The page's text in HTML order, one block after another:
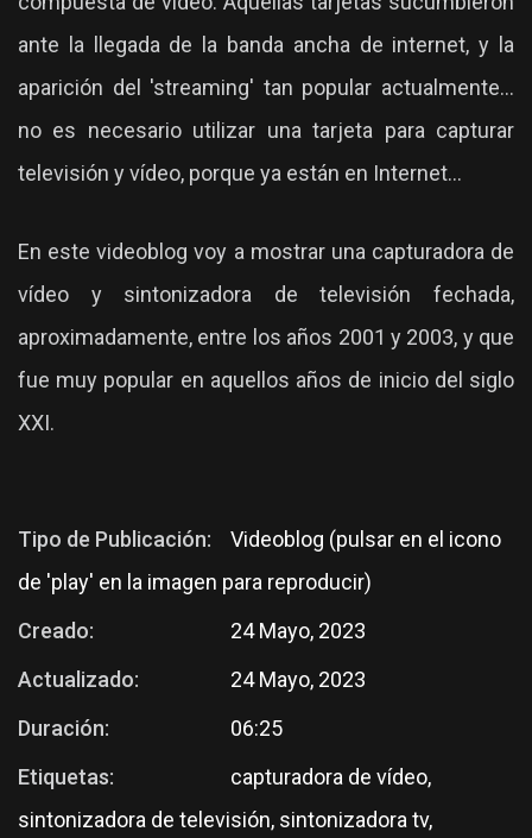
ante la llegada de la banda ancha de internet, y la
aparición del 'streaming' tan popular actualmente...
no es necesario utilizar una tarjeta para capturar
televisión y vídeo, porque ya están en Internet...
En este videoblog voy a mostrar una capturadora de
vídeo y sintonizadora de televisión fechada,
aproximadamente, entre los años 2001 y 2003, y que
fue muy popular en aquellos años de inicio del siglo
XXI.
Tipo de Publicación:
Videoblog (pulsar en el icono
de 'play' en la imagen para reproducir)
Creado:
24 Mayo, 2023
Actualizado:
24 Mayo, 2023
Duración:
06:25
Etiquetas:
capturadora de vídeo,
sintonizadora de televisión, sintonizadora tv,